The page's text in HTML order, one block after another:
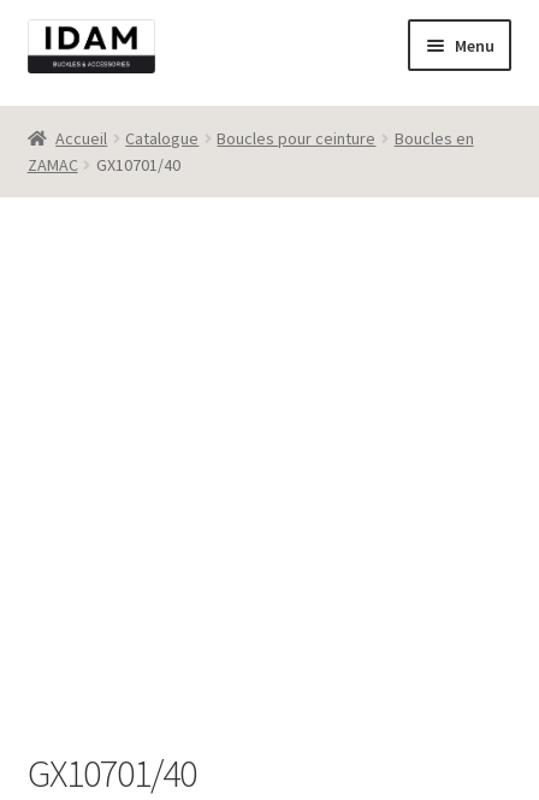
Aller
à
Aller
au
Menu
Catalogue
New
Accueil Catalogue Boucles pour ceinture
Boucles en
ZAMAC
GX10701/40
GX10701/40